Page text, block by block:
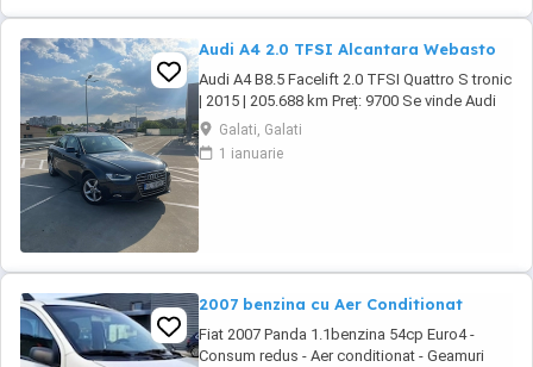
Audi A4 2.0 TFSI Alcantara Webasto
Audi A4 B8.5 Facelift 2.0 TFSI Quattro S tronic
| 2015 | 205.688 km Preț: 9700 Se vinde Audi
A4 B8.5 Facelift, an fabricație 2015, motor 2.0
TFSI benzină, cutie automată S tronic și
tracțiune Quattro. Mașina este într-o stare
Galati, Galati
1 ianuarie
2007 benzina cu Aer Conditionat
Fiat 2007 Panda 1.1benzina 54cp Euro4 -
Consum redus - Aer conditionat - Geamuri